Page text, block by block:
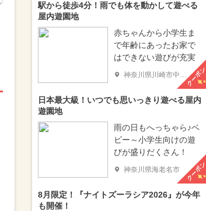
駅から徒歩4分！雨でも体を動かして遊べる
屋内遊園地
赤ちゃんから小学生ま
で年齢にあったお家で
はできない遊びが充実
神奈川県川崎市中原区 クーポン
日本最大級！いつでも思いっきり遊べる屋内
遊園地
雨の日もへっちゃら♪ベ
ビー～小学生向けの遊
びが盛りだくさん！
神奈川県海老名市 クーポン
8月限定！『ナイトズーラシア2026』が今年
も開催！